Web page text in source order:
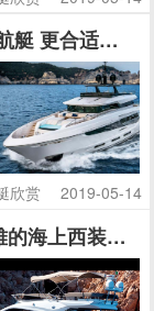
艇 更合适家庭
欣赏 2019-05-14
海上西装暴徒